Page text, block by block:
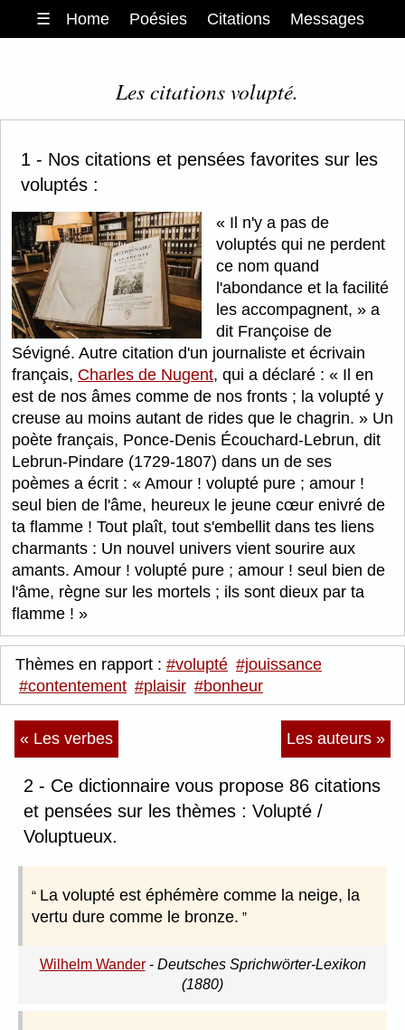
☰ Home Poésies Citations Messages
Les citations volupté.
1 - Nos citations et pensées favorites sur les
voluptés :
Il n'y a pas de
voluptés qui ne perdent
ce nom quand
l'abondance et la facilité
les accompagnent,
a
dit Françoise de
Sévigné. Autre citation d'un journaliste et écrivain
français, Charles de Nugent, qui a déclaré :
Il en
est de nos âmes comme de nos fronts ; la volupté y
creuse au moins autant de rides que le chagrin.
Un
poète français, Ponce-Denis Écouchard-Lebrun, dit
Lebrun-Pindare (1729-1807) dans un de ses
poèmes a écrit :
Amour ! volupté pure ; amour !
seul bien de l'âme, heureux le jeune cœur enivré de
ta flamme ! Tout plaît, tout s'embellit dans tes liens
charmants : Un nouvel univers vient sourire aux
amants. Amour ! volupté pure ; amour ! seul bien de
l'âme, règne sur les mortels ; ils sont dieux par ta
flamme !
Thèmes en rapport : #volupté #jouissance
#contentement #plaisir #bonheur
« Les verbes Les auteurs »
2 - Ce dictionnaire vous propose 86 citations
et pensées sur les thèmes : Volupté /
Voluptueux.
La volupté est éphémère comme la neige, la
vertu dure comme le bronze.
Wilhelm Wander- Deutsches Sprichwörter-Lexikon
(1880)